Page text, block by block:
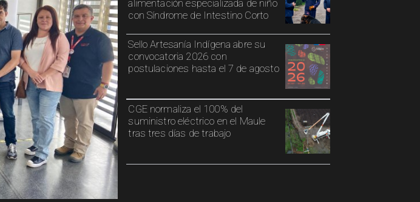
alimentación especializada de niño
con Síndrome de Intestino Corto
Sello Artesanía Indígena abre su
convocatoria 2026 con
postulaciones hasta el 7 de agosto
CGE normaliza el 100% del
suministro eléctrico en el Maule
tras tres días de trabajo